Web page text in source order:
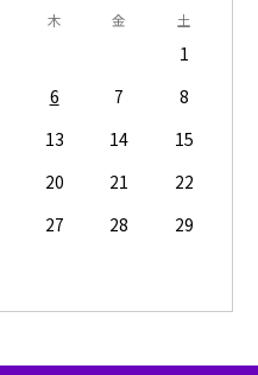
木 金 土
1
6 7
8
13 14
15
20 21
22
27 28
29